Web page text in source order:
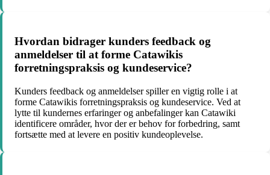
Hvordan bidrager kunders feedback og
anmeldelser til at forme Catawikis
forretningspraksis og kundeservice?
Kunders feedback og anmeldelser spiller en vigtig rolle i at
forme Catawikis forretningspraksis og kundeservice. Ved at
lytte til kundernes erfaringer og anbefalinger kan Catawiki
identificere områder, hvor der er behov for forbedring, samt
fortsætte med at levere en positiv kundeoplevelse.